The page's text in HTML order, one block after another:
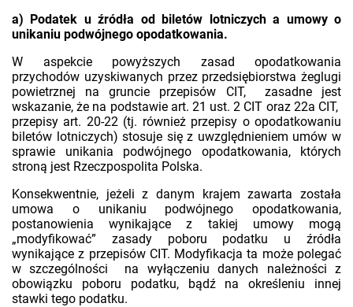
a) Podatek u źródła od biletów lotniczych a umowy o
unikaniu podwójnego opodatkowania.
W aspekcie powyższych zasad opodatkowania
przychodów uzyskiwanych przez przedsiębiorstwa żeglugi
powietrznej na gruncie przepisów CIT, zasadne jest
wskazanie, że na podstawie art. 21 ust. 2 CIT oraz 22a CIT,
przepisy art. 20-22 (tj. również przepisy o opodatkowaniu
biletów lotniczych) stosuje się z uwzględnieniem umów w
sprawie unikania podwójnego opodatkowania, których
stroną jest Rzeczpospolita Polska.
Konsekwentnie, jeżeli z danym krajem zawarta została
umowa o unikaniu podwójnego opodatkowania,
postanowienia wynikające z takiej umowy mogą
„modyfikować” zasady poboru podatku u źródła
wynikające z przepisów CIT. Modyfikacja ta może polegać
w szczególności na wyłączeniu danych należności z
obowiązku poboru podatku, bądź na określeniu innej
stawki tego podatku.